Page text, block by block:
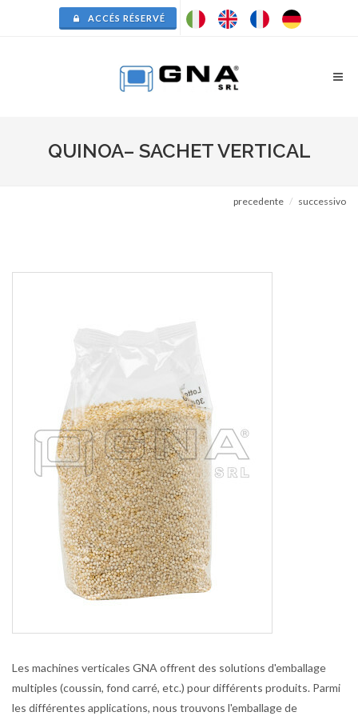
ACCÉS RÉSERVÉ
QUINOA– SACHET VERTICAL
precedente successivo
Les machines verticales GNA offrent des solutions d'emballage
multiples (coussin, fond carré, etc.) pour différents produits. Parmi
les différentes applications, nous trouvons l'emballage de